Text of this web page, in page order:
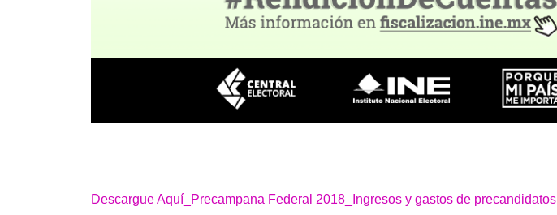
Descargue Aquí_Precampana Federal 2018_Ingresos y gastos de precandidatos